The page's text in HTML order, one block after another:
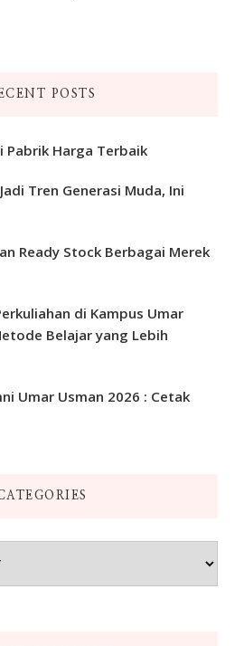
POSTS
Pabrik Harga Terbaik
Tren Generasi Muda, Ini
Ready Stock Berbagai Merek
di Kampus Umar
Belajar yang Lebih
Umar Usman 2026 : Cetak